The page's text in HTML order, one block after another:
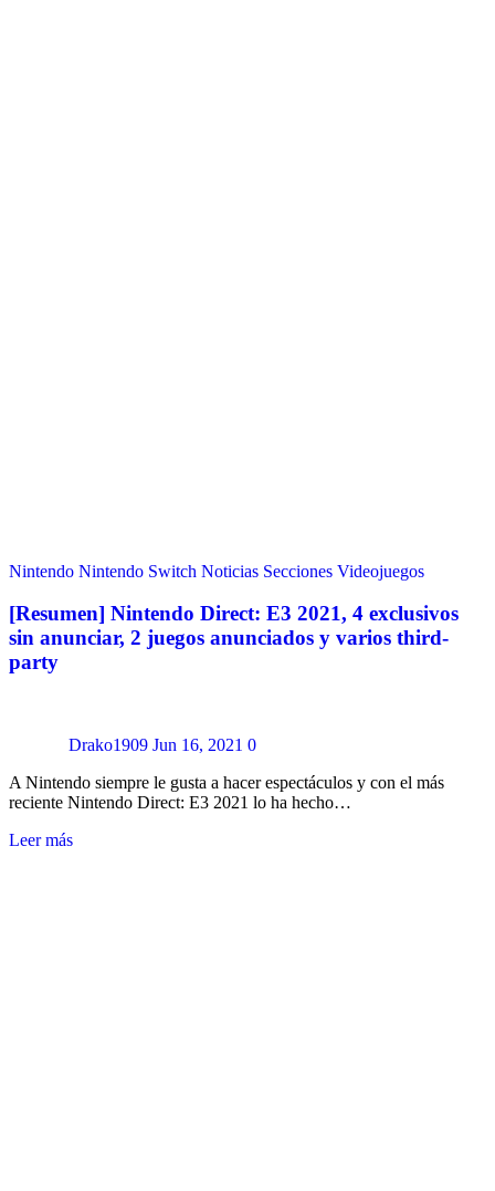
Nintendo Nintendo Switch Noticias Secciones Videojuegos
[Resumen] Nintendo Direct: E3 2021, 4 exclusivos
sin anunciar, 2 juegos anunciados y varios third-
party
Drako1909 Jun 16, 2021 0
A Nintendo siempre le gusta a hacer espectáculos y con el más
reciente Nintendo Direct: E3 2021 lo ha hecho…
Leer más